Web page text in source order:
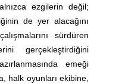
ezgilerin değil;
de yer alacağını
sürdüren
gerçekleştirdiğini
emeği
halk oyunları ekibine,